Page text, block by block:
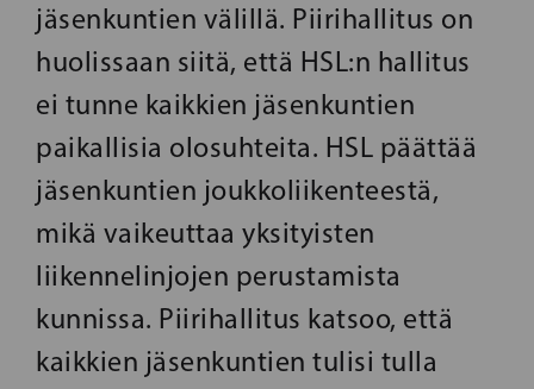
jäsenkuntien välillä. Piirihallitus on
huolissaan siitä, että HSL:n hallitus
ei tunne kaikkien jäsenkuntien
paikallisia olosuhteita. HSL päättää
jäsenkuntien joukkoliikenteestä,
mikä vaikeuttaa yksityisten
liikennelinjojen perustamista
kunnissa. Piirihallitus katsoo, että
kaikkien jäsenkuntien tulisi tulla